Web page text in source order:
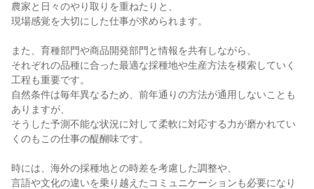
農家と日々のやり取りを重ねたりと、
現場感覚を大切にした仕事が求められます。
また、育種部門や商品開発部門と情報を共有しながら、
それぞれの品種に合った最適な採種地や生産方法を模索していく
工程も重要です。
自然条件は毎年異なるため、前年通りの方法が通用しないことも
ありますが、
そうした予測不能な状況に対して柔軟に対応する力が磨かれてい
くのもこの仕事の醍醐味です。
時には、海外の採種地との時差を考慮した調整や、
言語や文化の違いを乗り越えたコミュニケーションも必要になり